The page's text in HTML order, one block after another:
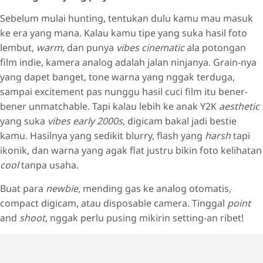
Sebelum mulai hunting, tentukan dulu kamu mau masuk
ke era yang mana. Kalau kamu tipe yang suka hasil foto
lembut, warm, dan punya vibes cinematicala potongan
film indie, kamera analog adalah jalan ninjanya. Grain-nya
yang dapet banget, tone warna yang nggak terduga,
sampai excitement pas nunggu hasil cuci film itu bener-
bener unmatchable. Tapi kalau lebih ke anak Y2K aesthetic
yang suka vibes early 2000s, digicam bakal jadi bestie
kamu. Hasilnya yang sedikit blurry, flash yang harshtapi
ikonik, dan warna yang agak flat justru bikin foto kelihatan
cooltanpa usaha.
Buat para newbie, mending gas ke analog otomatis,
compact digicam, atau disposable camera. Tinggal point
and shoot, nggak perlu pusing mikirin setting-an ribet!